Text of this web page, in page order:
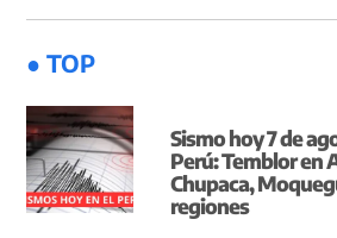
● TOP
Sismo hoy 7 de
Perú: Temblor en
Chupaca,
regiones